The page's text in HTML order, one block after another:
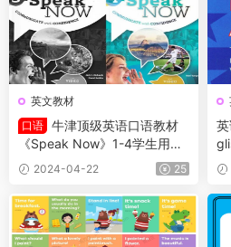
英文教材
口语 牛津顶级英语口语教材
《Speak Now》1-4学生用书
+教师用书+练习册+音频
2024-04-22 25